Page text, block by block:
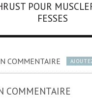
POUR
FESSES
COMMENTAIRE
COMMENTAIRE